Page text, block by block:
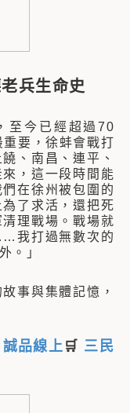
兵生命史
至今已經超過70
要，徐蚌會戰打
、南昌、連平、
，這一段時間能
在徐州被包圍的
了求活，還把死
理戰場。戰場就
我打過無數次的
。」
事與集體記憶，
誠品線上 🛒 三民